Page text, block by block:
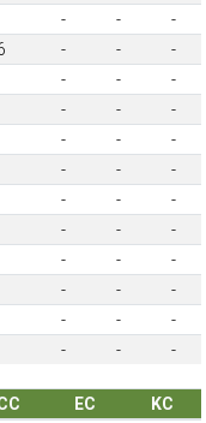
- -
-
- -
-
- -
-
- -
-
- -
-
- -
-
- -
-
- -
-
- -
-
- -
-
- -
-
- - -
EC
KC